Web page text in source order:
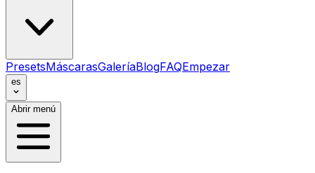
PresetsMáscarasGaleríaBlogFAQEmpezar
es
Abrir menú